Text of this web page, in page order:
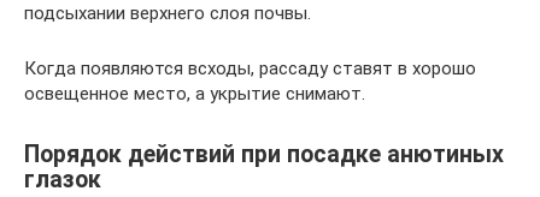
подсыхании верхнего слоя почвы.
Когда появляются всходы, рассаду ставят в хорошо
освещенное место, а укрытие снимают.
Порядок действий при посадке анютиных
глазок